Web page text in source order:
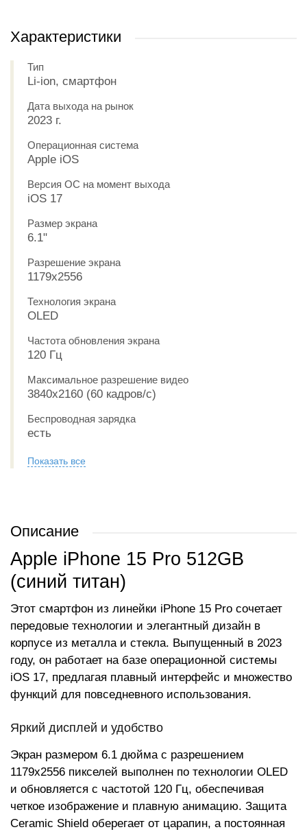
Характеристики
Тип
Li-ion, смартфон
Дата выхода на рынок
2023 г.
Операционная система
Apple iOS
Версия ОС на момент выхода
iOS 17
Размер экрана
6.1"
Разрешение экрана
1179x2556
Технология экрана
OLED
Частота обновления экрана
120 Гц
Максимальное разрешение видео
3840x2160 (60 кадров/с)
Беспроводная зарядка
есть
Показать все
Описание
Apple iPhone 15 Pro 512GB
(синий титан)
Этот смартфон из линейки iPhone 15 Pro сочетает
передовые технологии и элегантный дизайн в
корпусе из металла и стекла. Выпущенный в 2023
году, он работает на базе операционной системы
iOS 17, предлагая плавный интерфейс и множество
функций для повседневного использования.
Яркий дисплей и удобство
Экран размером 6.1 дюйма с разрешением
1179x2556 пикселей выполнен по технологии OLED
и обновляется с частотой 120 Гц, обеспечивая
четкое изображение и плавную анимацию. Защита
Ceramic Shield оберегает от царапин, а постоянная